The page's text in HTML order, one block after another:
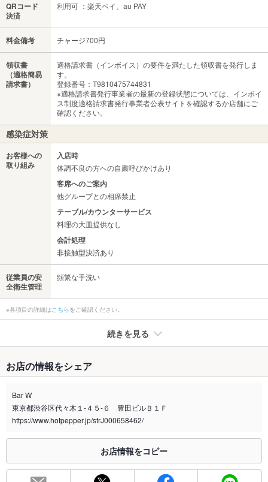
QRコード
決済
利用可 ：楽天ペイ、au PAY
料金備考 チャージ700円
領収書
（適格簡易
請求書）
適格請求書（インボイス）の要件を満たした領収書を発行しま
す。
登録番号：T9810475744831
※適格請求書発行事業者の最新の登録状態については、インボイ
ス制度適格請求書発行事業者公表サイトを確認するか店舗にご
確認ください。
感染症対策
お客様への
取り組み
入店時
体調不良の方への自粛呼びかけあり
客席へのご案内
他グループとの相席禁止
テーブル/カウンターサービス
料理の大皿提供なし
会計処理
非接触型決済あり
従業員の安
全衛生管理
頻繁な手洗い
※各項目の詳細はこちらをご確認ください。
続きを見る
禁煙・喫煙
全席喫煙可
喫煙専用室 なし
合わせください。
お席
お店の情報をシェア
Bar W
東京都渋谷区代々木１‐４５‐６ 豊田ビルＢ１Ｆ
https://www.hotpepper.jp/strJ000658462/
お店情報をコピー